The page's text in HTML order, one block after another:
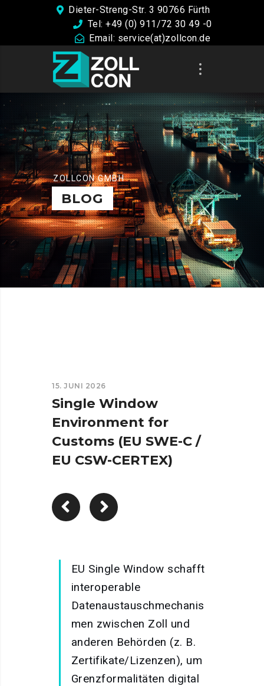
Dieter-Streng-Str. 3 90766 Fürth
Tel: +49 (0) 911/72 30 49 -0
Email: service(at)zollcon.de
ZOLLCON GMBH
BLOG
15. JUNI 2026
Single Window
Environment for
Customs (EU SWE-C /
EU CSW-CERTEX)
EU Single Window schafft
interoperable
Datenaustauschmechanis
men zwischen Zoll und
anderen Behörden (z. B.
Zertifikate/Lizenzen), um
Grenzformalitäten digital